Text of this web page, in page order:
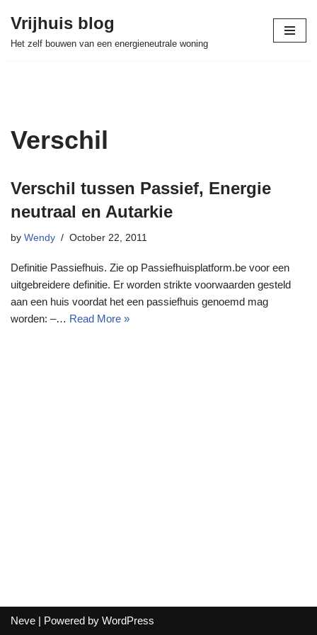
Skip
Vrijhuis blog
Het zelf bouwen van een energieneutrale woning
Verschil
Verschil tussen Passief, Energie
neutraal en Autarkie
by Wendy October 22, 2011
Definitie Passiefhuis. Zie op Passiefhuisplatform.be voor een
uitgebreidere definitie. Er worden strikte voorwaarden gesteld
aan een huis voordat het een passiefhuis genoemd mag
worden: –… Read More »
Neve | Powered by WordPress